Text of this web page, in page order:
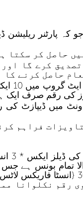
گا جو کہ پارٹنر
کرے گا
حاصل کرنے کا
بونس
میں ڈیپازٹ
دستاویزات
تمام بونس ہے
والا بونس} ہے-ربل اکاونٹس کے لئے ٹریڈ کا
رقم